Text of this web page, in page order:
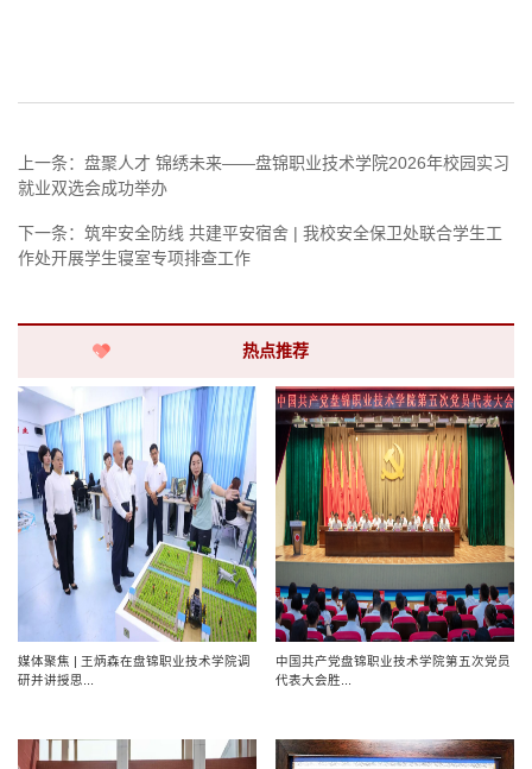
上一条： 盘聚人才 锦绣未来——盘锦职业技术学院2026年校园实习
就业双选会成功举办
下一条： 筑牢安全防线 共建平安宿舍 | 我校安全保卫处联合学生工
作处开展学生寝室专项排查工作
热点推荐
媒体聚焦 | 王炳森在盘锦职业技术学院调
研并讲授思...
中国共产党盘锦职业技术学院第五次党员
代表大会胜...